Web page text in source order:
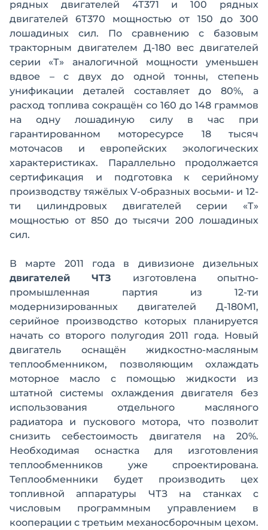
рядных двигателей 4Т371 и 100 рядных
двигателей 6Т370 мощностью от 150 до 300
лошадиных сил. По сравнению с базовым
тракторным двигателем Д-180 вес двигателей
серии «Т» аналогичной мощности уменьшен
вдвое – с двух до одной тонны, степень
унификации деталей составляет до 80%, а
расход топлива сокращён со 160 до 148 граммов
на одну лошадиную силу в час при
гарантированном моторесурсе 18 тысяч
моточасов и европейских экологических
характеристиках. Параллельно продолжается
сертификация и подготовка к серийному
производству тяжёлых V-образных восьми- и 12-
ти цилиндровых двигателей серии «Т»
мощностью от 850 до тысячи 200 лошадиных
сил.
В марте 2011 года в дивизионе дизельных
двигателей ЧТЗ изготовлена опытно-
промышленная партия из 12-ти
модернизированных двигателей Д-180М1,
серийное производство которых планируется
начать со второго полугодия 2011 года. Новый
двигатель оснащён жидкостно-масляным
теплообменником, позволяющим охлаждать
моторное масло с помощью жидкости из
штатной системы охлаждения двигателя без
использования отдельного масляного
радиатора и пускового мотора, что позволит
снизить себестоимость двигателя на 20%.
Необходимая оснастка для изготовления
теплообменников уже спроектирована.
Теплообменники будет производить цех
топливной аппаратуры ЧТЗ на станках с
числовым программным управлением в
кооперации с третьим механосборочным цехом.